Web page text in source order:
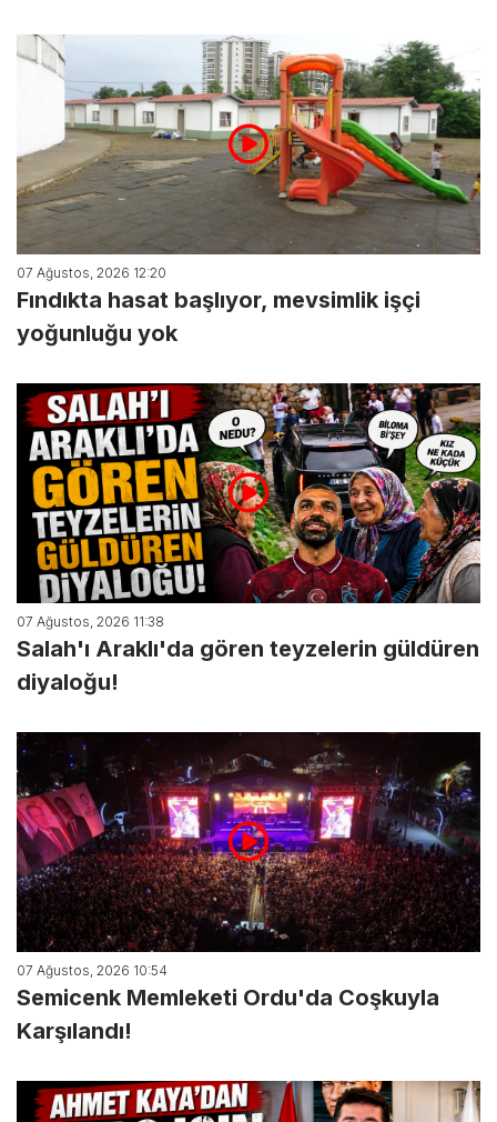
07 Ağustos, 2026 12:20
Fındıkta hasat başlıyor, mevsimlik işçi
yoğunluğu yok
07 Ağustos, 2026 11:38
Salah'ı Araklı'da gören teyzelerin güldüren
diyaloğu!
07 Ağustos, 2026 10:54
Semicenk Memleketi Ordu'da Coşkuyla
Karşılandı!